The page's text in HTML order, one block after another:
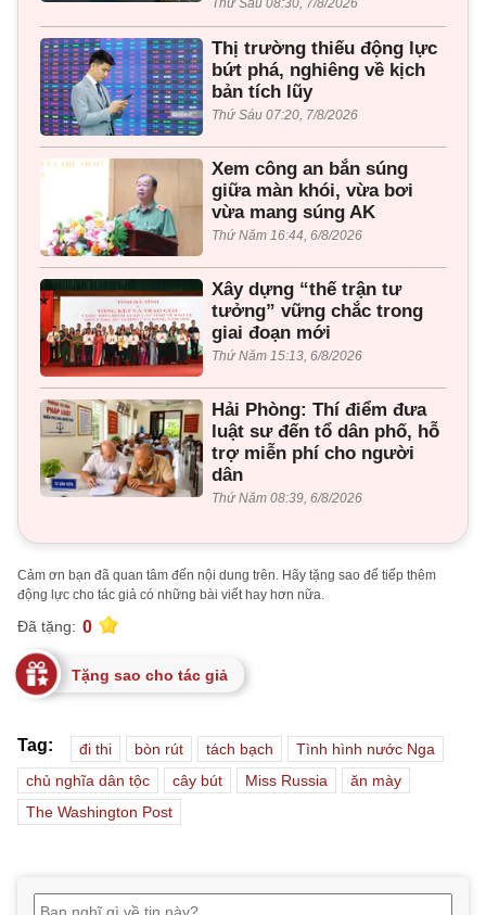
Thị trường thiếu động lực
bứt phá, nghiêng về kịch
bản tích lũy
Thứ Sáu 07:20, 7/8/2026
Xem công an bắn súng
giữa màn khói, vừa bơi
vừa mang súng AK
Thứ Năm 16:44, 6/8/2026
Xây dựng “thế trận tư
tưởng” vững chắc trong
giai đoạn mới
Thứ Năm 15:13, 6/8/2026
Hải Phòng: Thí điểm đưa
luật sư đến tổ dân phố, hỗ
trợ miễn phí cho người
dân
Thứ Năm 08:39, 6/8/2026
Cảm ơn bạn đã quan tâm đến nội dung trên. Hãy tặng sao để tiếp thêm
động lực cho tác giả có những bài viết hay hơn nữa.
Đã tặng: 0
Tặng sao cho tác giả
Tag: đi thi bòn rút tách bạch
Tình hình nước Nga
chủ nghĩa dân tộc
cây bút Miss Russia
ăn mày
The Washington Post